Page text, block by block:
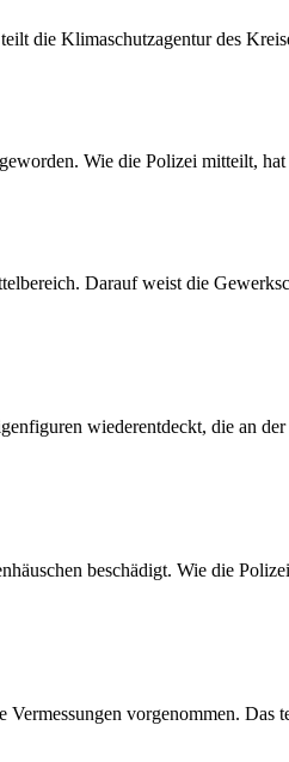
die Klimaschutzagentur des
Wie die Polizei mitteilt,
Darauf weist die
wiederentdeckt, die an
beschädigt. Wie die
vorgenommen. Das